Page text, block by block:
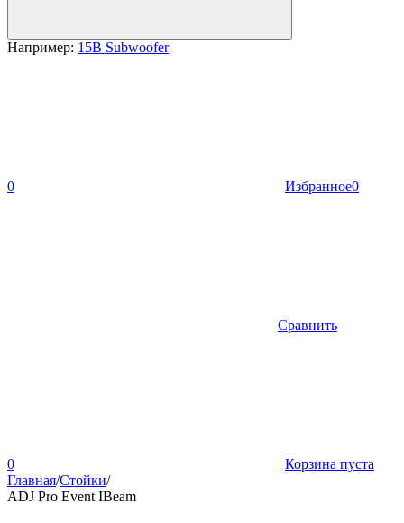
Например: 15B Subwoofer
0 Избранное0
Сравнить
0
Корзина пуста
Главная/Стойки/
ADJ Pro Event IBeam